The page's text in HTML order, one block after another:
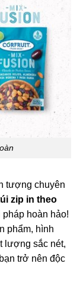
tượng chuyên
zip in theo
hoàn hảo!
phẩm, hình
lượng sắc nét,
trở nên độc